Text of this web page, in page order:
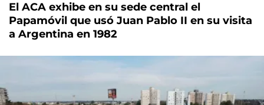
El ACA exhibe en su sede central el
Papamóvil que usó Juan Pablo II en su visita
a Argentina en 1982